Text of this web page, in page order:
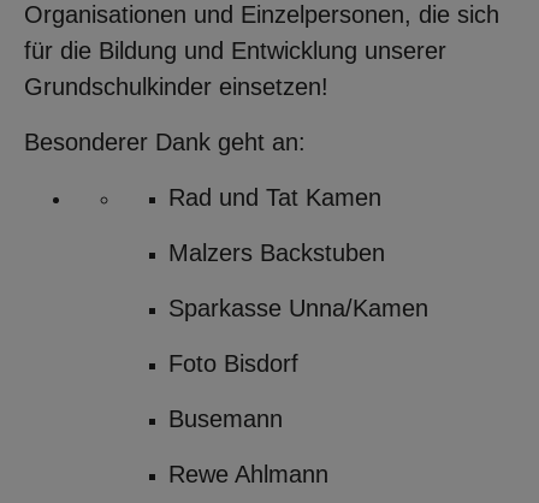
Organisationen und Einzelpersonen, die sich
für die Bildung und Entwicklung unserer
Grundschulkinder einsetzen!
Besonderer Dank geht an:
Rad und Tat Kamen
Malzers Backstuben
Sparkasse Unna/Kamen
Foto Bisdorf
Busemann
Rewe Ahlmann